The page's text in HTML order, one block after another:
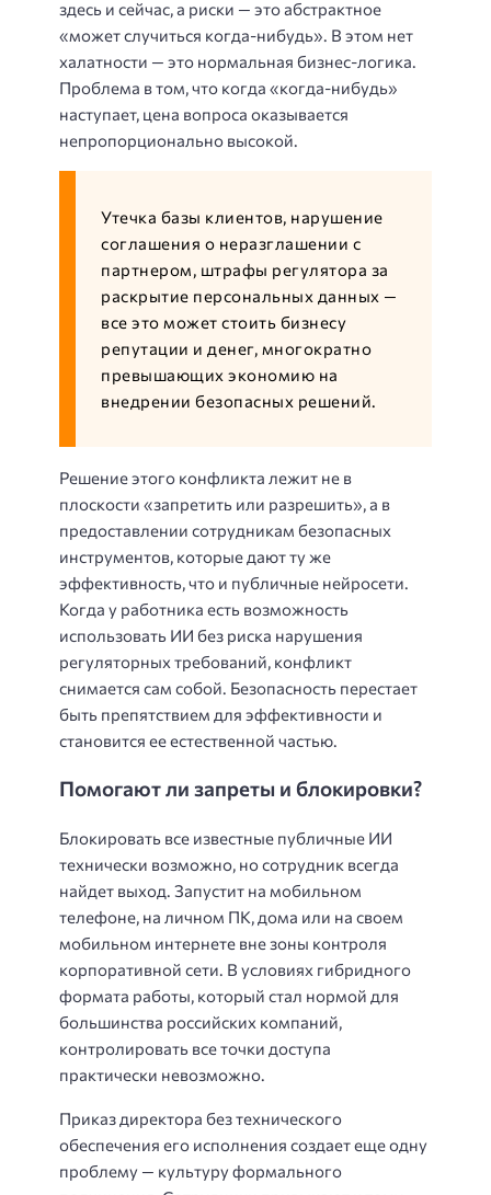
здесь и сейчас, а риски — это абстрактное
«может случиться когда-нибудь». В этом нет
халатности — это нормальная бизнес-логика.
Проблема в том, что когда «когда-нибудь»
наступает, цена вопроса оказывается
непропорционально высокой.
Утечка базы клиентов, нарушение
соглашения о неразглашении с
партнером, штрафы регулятора за
раскрытие персональных данных —
все это может стоить бизнесу
репутации и денег, многократно
превышающих экономию на
внедрении безопасных решений.
Решение этого конфликта лежит не в
плоскости «запретить или разрешить», а в
предоставлении сотрудникам безопасных
инструментов, которые дают ту же
эффективность, что и публичные нейросети.
Когда у работника есть возможность
использовать ИИ без риска нарушения
регуляторных требований, конфликт
снимается сам собой. Безопасность перестает
быть препятствием для эффективности и
становится ее естественной частью.
Помогают ли запреты и блокировки?
Блокировать все известные публичные ИИ
технически возможно, но сотрудник всегда
найдет выход. Запустит на мобильном
телефоне, на личном ПК, дома или на своем
мобильном интернете вне зоны контроля
корпоративной сети. В условиях гибридного
формата работы, который стал нормой для
большинства российских компаний,
контролировать все точки доступа
практически невозможно.
Приказ директора без технического
обеспечения его исполнения создает еще одну
проблему — культуру формального